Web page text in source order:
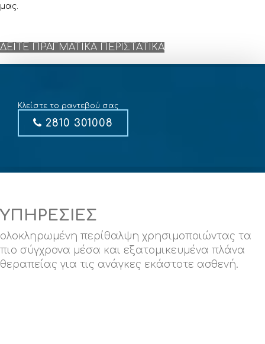
μας.
ΔΕΙΤΕ ΠΡΑΓΜΑΤΙΚΑ ΠΕΡΙΣΤΑΤΙΚΑ
Κλείστε το ραντεβού σας
2810 301008
ΥΠΗΡΕΣΙΕΣ
ολοκληρωμένη περίθαλψη χρησιμοποιώντας τα
πιο σύγχρονα μέσα και εξατομικευμένα πλάνα
θεραπείας για τις ανάγκες εκάστοτε ασθενή.